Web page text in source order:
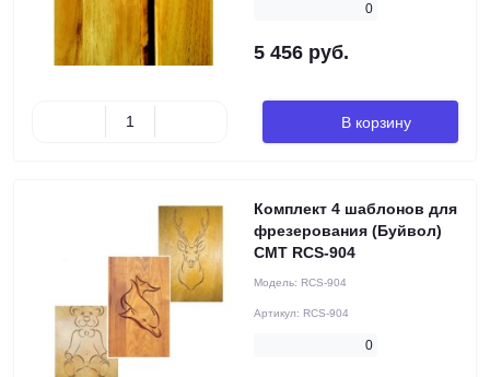
0
5 456 руб.
В корзину
Комплект 4 шаблонов для
фрезерования (Буйвол)
CMT RCS-904
Модель: RCS-904
Артикул: RCS-904
0